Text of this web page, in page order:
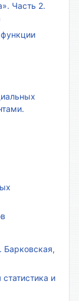
Часть 2.
Барковская,
и